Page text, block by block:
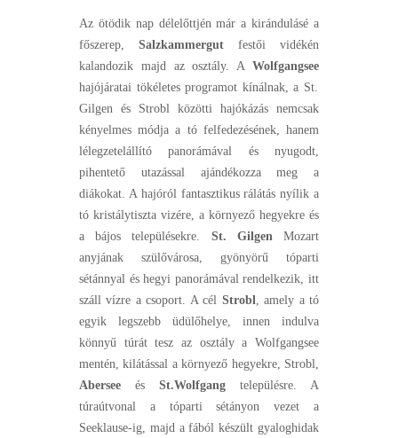
Az ötödik nap délelőttjén már a kirándulásé a
főszerep, Salzkammergut festői vidékén
kalandozik majd az osztály. A Wolfgangsee
hajójáratai tökéletes programot kínálnak, a St.
Gilgen és Strobl közötti hajókázás nemcsak
kényelmes módja a tó felfedezésének, hanem
lélegzetelállító panorámával és nyugodt,
pihentető utazással ajándékozza meg a
diákokat. A hajóról fantasztikus rálátás nyílik a
tó kristálytiszta vizére, a környező hegyekre és
a bájos településekre. St. GilgenMozart
anyjának szülővárosa, gyönyörű tóparti
sétánnyal és hegyi panorámával rendelkezik, itt
száll vízre a csoport. A cél Strobl, amely a tó
egyik legszebb üdülőhelye, innen indulva
könnyű túrát tesz az osztály a Wolfgangsee
mentén, kilátással a környező hegyekre, Strobl,
Abersee és St.Wolfgang településre. A
túraútvonal a tóparti sétányon vezet a
Seeklause-ig, majd a fából készült gyaloghidak